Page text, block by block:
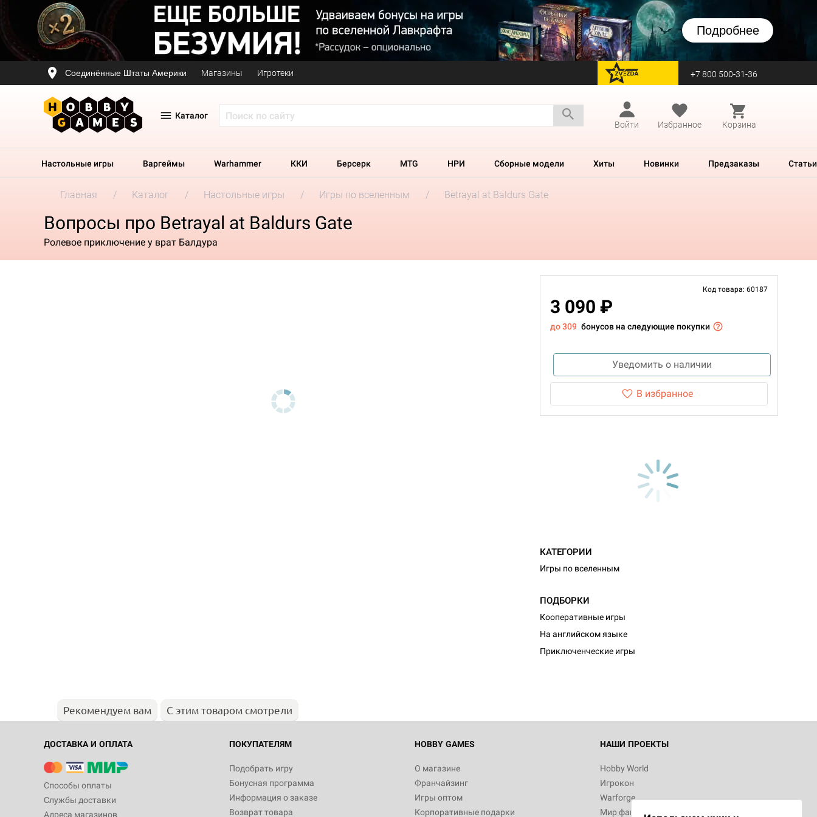
Подробнее
Соединённые Штаты Америки Магазины Игротеки перейти на Zvezda +7 800 500-31-36
Каталог
Войти
Избранное Корзина
Настольные игры Варгеймы Warhammer ККИ Берсерк MTG НРИ Сборные модели Хиты Новинки Предзаказы Статьи
Главная Каталог Настольные игры Игры по вселенным Betrayal at Baldurs Gate
Вопросы про Betrayal at Baldurs Gate
Ролевое приключение у врат Балдура
Код товара: 60187
3 090 ₽
до 309 бонусов на следующие покупки
Уведомить о наличии
В избранное
КАТЕГОРИИ
Игры по вселенным
ПОДБОРКИ
Кооперативные игры
На английском языке
Приключенческие игры
Рекомендуем вам С этим товаром смотрели
ДОСТАВКА И ОПЛАТА
Способы оплаты
Службы доставки
Адреса магазинов
ПОКУПАТЕЛЯМ
Подобрать игру
Бонусная программа
Информация о заказе
Возврат товара
HOBBY GAMES
О магазине
Франчайзинг
Игры оптом
Корпоративные подарки
НАШИ ПРОЕКТЫ
Hobby World
Игрокон
Warforge
Мир фантастики